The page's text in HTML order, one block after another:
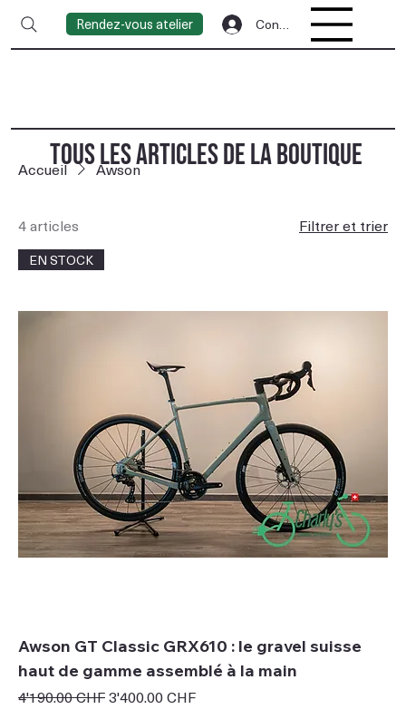
Rendez-vous atelier Connexion
Accueil Awson
4 articles Filtrer et trier
EN STOCK
Awson GT Classic GRX610 : le gravel suisse
haut de gamme assemblé à la main
Prix original
4'190.00 CHFPrix promotionnel
3'400.00 CHF
TOUS LES ARTICLES DE LA BOUTIQUE